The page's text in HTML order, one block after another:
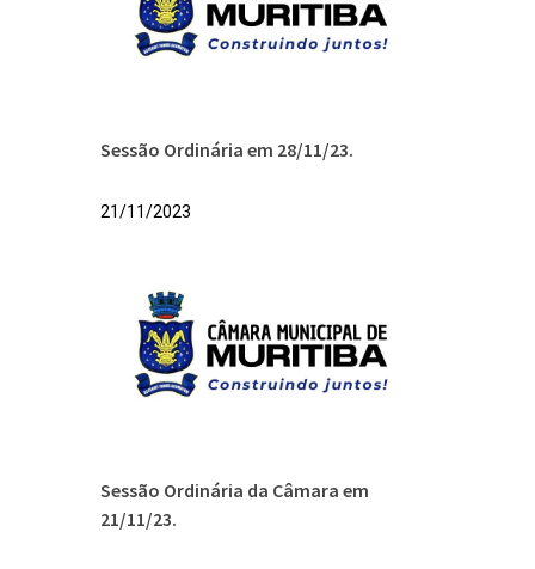
Sessão Ordinária em 28/11/23.
21/11/2023
Sessão Ordinária da Câmara em
21/11/23.